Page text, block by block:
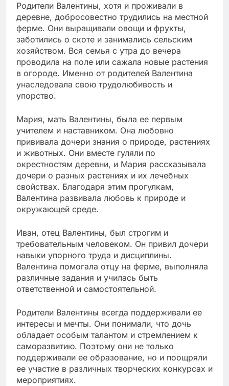
Родители Валентины, хотя и проживали в
деревне, добросовестно трудились на местной
ферме. Они выращивали овощи и фрукты,
заботились о скоте и занимались сельским
хозяйством. Вся семья с утра до вечера
проводила на поле или сажала новые растения
в огороде. Именно от родителей Валентина
унаследовала свою трудолюбивость и
упорство.
Мария, мать Валентины, была ее первым
учителем и наставником. Она любовно
прививала дочери знания о природе, растениях
и животных. Они вместе гуляли по
окрестностям деревни, и Мария рассказывала
дочери о разных растениях и их лечебных
свойствах. Благодаря этим прогулкам,
Валентина развивала любовь к природе и
окружающей среде.
Иван, отец Валентины, был строгим и
требовательным человеком. Он привил дочери
навыки упорного труда и дисциплины.
Валентина помогала отцу на ферме, выполняла
различные задания и училась быть
ответственной и самостоятельной.
Родители Валентины всегда поддерживали ее
интересы и мечты. Они понимали, что дочь
обладает особым талантом и стремлением к
саморазвитию. Поэтому они не только
поддерживали ее образование, но и поощряли
ее участие в различных творческих конкурсах и
мероприятиях.